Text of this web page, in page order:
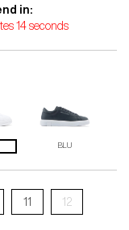
in:
13 seconds
BLU
11 12